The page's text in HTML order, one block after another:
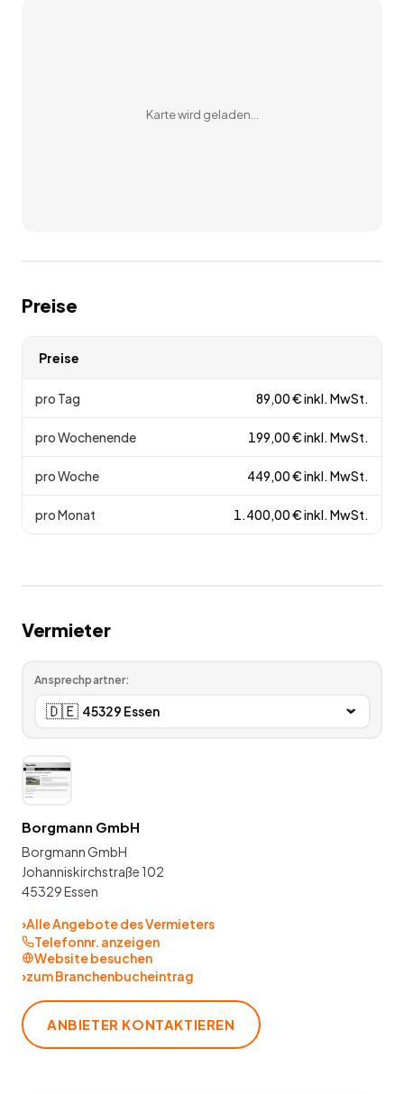
Karte wird geladen…
Preise
Preise
pro Tag 89,00€inkl. MwSt.
pro Wochenende 199,00€inkl. MwSt.
pro Woche 449,00€inkl. MwSt.
pro Monat 1.400,00€inkl. MwSt.
Vermieter
Ansprechpartner:
🇩🇪
Borgmann GmbH
Borgmann GmbH
Johanniskirchstraße 102
45329 Essen
›Alle Angebote des Vermieters
Telefonnr. anzeigen
Website besuchen
›zum Branchenbucheintrag
ANBIETER KONTAKTIEREN